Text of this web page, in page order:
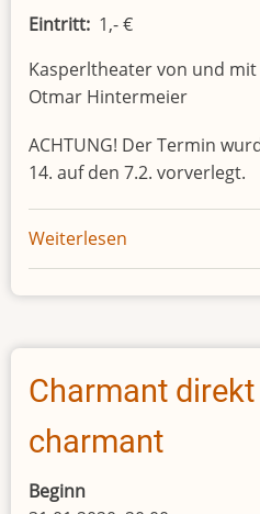
Eintritt 1,- €
Kasperltheater von und
Otmar Hintermeier
ACHTUNG! Der Termin
14. auf den 7.2. vorverlegt.
Weiterlesen
Kasperltheater
"Kasperl
der
Hühnerdieb"
Charmant
charmant
Beginn